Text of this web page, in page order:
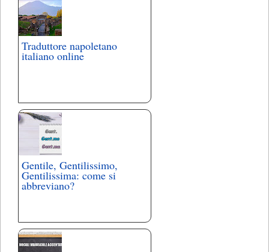
Traduttore napoletano
italiano online
Gentile, Gentilissimo,
Gentilissima: come si
abbreviano?